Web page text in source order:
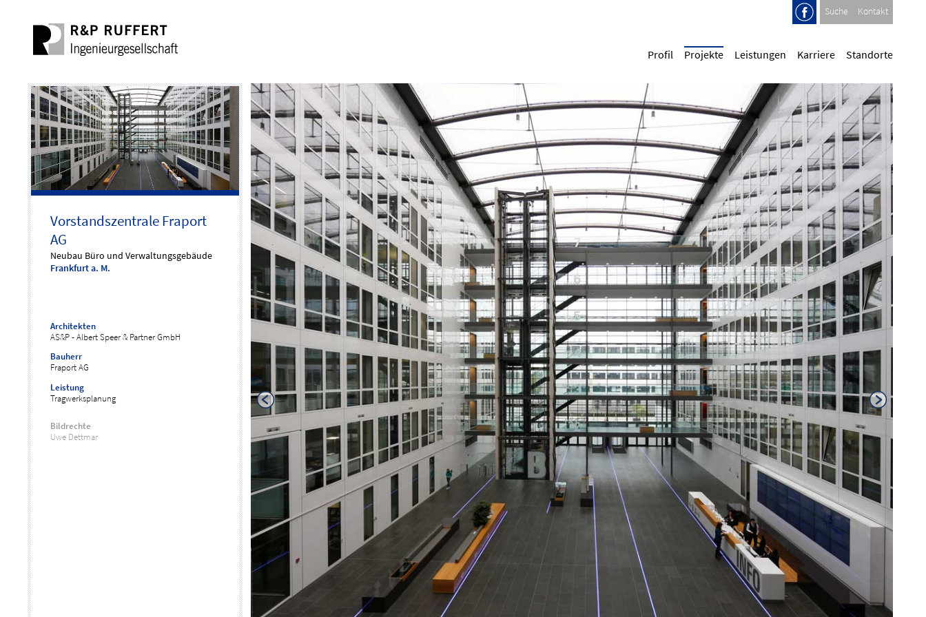
Profil Projekte Leistungen Karriere Standorte
Suche Kontakt
Vorstandszentrale Fraport
AG
Neubau Büro und Verwaltungsgebäude
Frankfurt a. M.
Architekten
AS&P - Albert Speer & Partner GmbH
Bauherr
Fraport AG
Leistung
Tragwerksplanung
Bildrechte
Uwe Dettmar